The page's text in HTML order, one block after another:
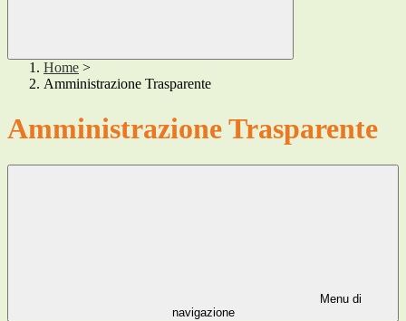
Home >
Amministrazione Trasparente
Amministrazione Trasparente
Menu di
navigazione